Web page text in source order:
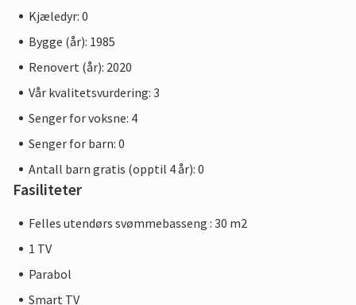
Kjæledyr: 0
Bygge (år): 1985
Renovert (år): 2020
Vår kvalitetsvurdering: 3
Senger for voksne: 4
Senger for barn: 0
Antall barn gratis (opptil 4 år): 0
Fasiliteter
Felles utendørs svømmebasseng : 30 m2
1 TV
Parabol
Smart TV